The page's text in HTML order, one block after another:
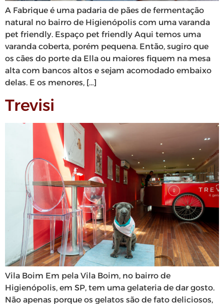
A Fabrique é uma padaria de pães de fermentação
natural no bairro de Higienópolis com uma varanda
pet friendly. Espaço pet friendly Aqui temos uma
varanda coberta, porém pequena. Então, sugiro que
os cães do porte da Ella ou maiores fiquem na mesa
alta com bancos altos e sejam acomodado embaixo
delas. E os menores, […]
Trevisi
Vila Boim Em pela Vila Boim, no bairro de
Higienópolis, em SP, tem uma gelateria de dar gosto.
Não apenas porque os gelatos são de fato deliciosos,